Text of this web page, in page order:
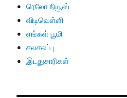
ரெலோ நியூஸ்
விடிவெள்ளி
எங்கள் பூமி
சலசலப்பு
இடதுசாரிகள்